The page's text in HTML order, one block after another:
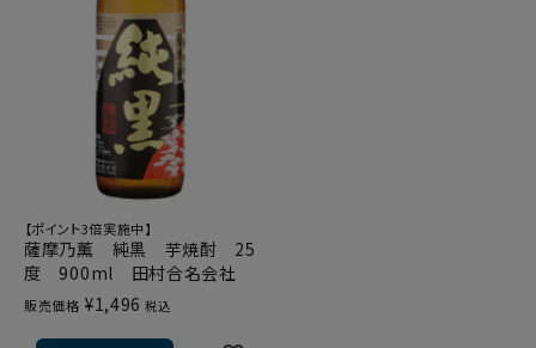
【ポイント3倍実施中】
薩摩乃薫 純黒 芋焼酎 25
度 900ml 田村合名会社
販売価格 ¥1,496 税込